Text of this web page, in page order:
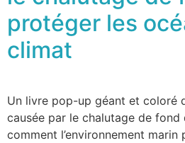
protéger les
climat
Un livre pop-up géant et coloré
causée par le chalutage de fond
comment l’environnement marin